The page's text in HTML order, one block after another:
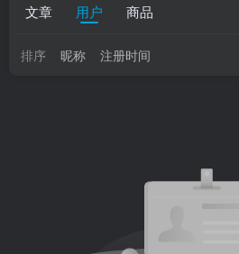
文章 用户 商品
排序 昵称 注册时间